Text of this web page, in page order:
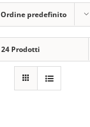
Ordine predefinito
24 Prodotti